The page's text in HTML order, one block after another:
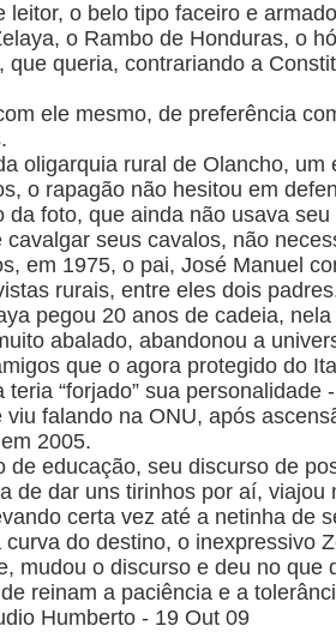
leitor, o belo tipo faceiro e
o Rambo de Honduras, o
que queria, contrariando a
ele mesmo, de preferência
oligarquia rural de Olancho,
o rapagão não hesitou em
da foto, que ainda não usava
cavalgar seus cavalos, não
em 1975, o pai, José Manuel
rurais, entre eles dois
pegou 20 anos de cadeia,
abalado, abandonou a
que o agora protegido do
teria “forjado” sua personalidade
viu falando na ONU, após
2005.
de educação, seu discurso de
de dar uns tirinhos por aí,
certa vez até a netinha de
curva do destino, o inexpressivo
mudou o discurso e deu no
reinam a paciência e a
Humberto - 19 Out 09